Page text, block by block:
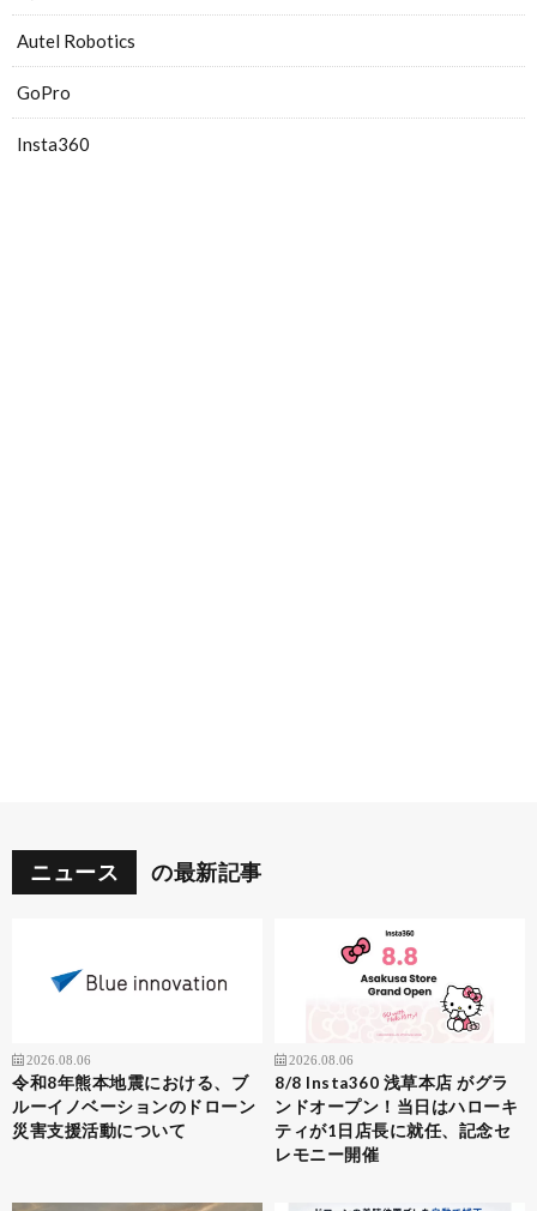
Autel Robotics
GoPro
Insta360
ニュース の最新記事
2026.08.06
令和8年熊本地震における、ブ
ルーイノベーションのドローン
災害支援活動について
2026.08.06
8/8 Insta360 浅草本店 がグラ
ンドオープン！当日はハローキ
ティが1日店長に就任、記念セ
レモニー開催